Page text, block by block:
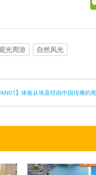
光周游 自然风光
】体验从埃及经由中国传播的